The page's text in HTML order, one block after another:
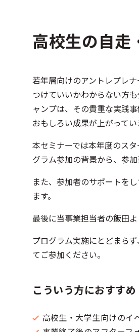
高校生の自走
若年層向けのアントレプレ
つけていいかわからない方
ャンプは、その貴重な実践
おもしろい成果が上がってい
本セミナーでは本年度のス
グラム参加の背景から、参
また、参加者のサポートを
ます。
最後に当事業担当者の飯田
プログラム実施にとどまら
てご参加ください。
こういう方におすすめ
高校生・大学生向けのイ